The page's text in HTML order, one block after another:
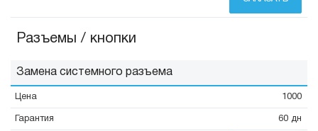
Разъемы / кнопки
Замена системного разъема
1000
60 дн